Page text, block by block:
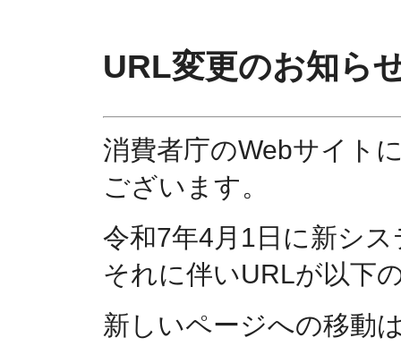
URL変更のお知ら
消費者庁のWebサイト
ございます。
令和7年4月1日に新シ
それに伴いURLが以下
新しいページへの移動